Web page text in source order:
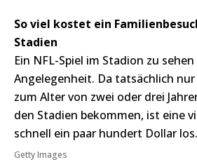
So viel kostet ein
Stadien
Ein NFL-Spiel im Stadion zu
Angelegenheit. Da tatsächlich
zum Alter von zwei oder drei
den Stadien bekommen, ist eine
schnell ein paar hundert Dollar
Getty Images